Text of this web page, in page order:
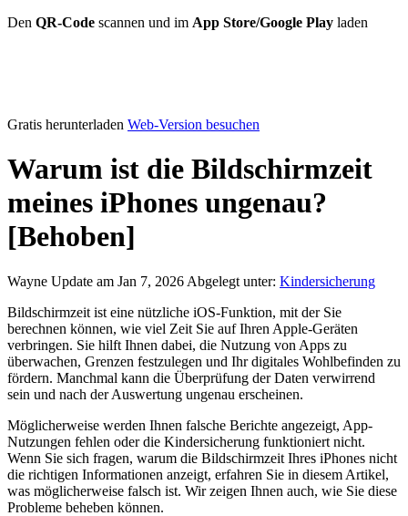
Den QR-Code scannen und im App Store/Google Play laden
Gratis herunterladen Web-Version besuchen
Warum ist die Bildschirmzeit
meines iPhones ungenau?
[Behoben]
Wayne Update am Jan 7, 2026 Abgelegt unter: Kindersicherung
Bildschirmzeit ist eine nützliche iOS-Funktion, mit der Sie
berechnen können, wie viel Zeit Sie auf Ihren Apple-Geräten
verbringen. Sie hilft Ihnen dabei, die Nutzung von Apps zu
überwachen, Grenzen festzulegen und Ihr digitales Wohlbefinden zu
fördern. Manchmal kann die Überprüfung der Daten verwirrend
sein und nach der Auswertung ungenau erscheinen.
Möglicherweise werden Ihnen falsche Berichte angezeigt, App-
Nutzungen fehlen oder die Kindersicherung funktioniert nicht.
Wenn Sie sich fragen, warum die Bildschirmzeit Ihres iPhones nicht
die richtigen Informationen anzeigt, erfahren Sie in diesem Artikel,
was möglicherweise falsch ist. Wir zeigen Ihnen auch, wie Sie diese
Probleme beheben können.